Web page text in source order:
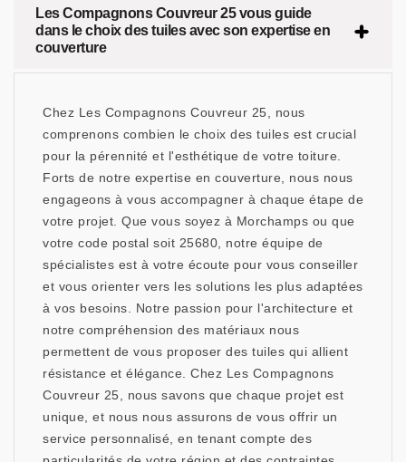
Les Compagnons Couvreur 25 vous guide
dans le choix des tuiles avec son expertise en
couverture
Chez Les Compagnons Couvreur 25, nous
comprenons combien le choix des tuiles est crucial
pour la pérennité et l'esthétique de votre toiture.
Forts de notre expertise en couverture, nous nous
engageons à vous accompagner à chaque étape de
votre projet. Que vous soyez à Morchamps ou que
votre code postal soit 25680, notre équipe de
spécialistes est à votre écoute pour vous conseiller
et vous orienter vers les solutions les plus adaptées
à vos besoins. Notre passion pour l'architecture et
notre compréhension des matériaux nous
permettent de vous proposer des tuiles qui allient
résistance et élégance. Chez Les Compagnons
Couvreur 25, nous savons que chaque projet est
unique, et nous nous assurons de vous offrir un
service personnalisé, en tenant compte des